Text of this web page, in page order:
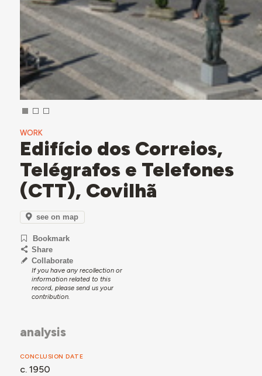
WORK
Edifício dos Correios,
Telégrafos e Telefones
(CTT), Covilhã
see on map
Bookmark
Share
Collaborate
If you have any recollection or
information related to this
record, please send us your
contribution.
analysis
CONCLUSION DATE
c. 1950